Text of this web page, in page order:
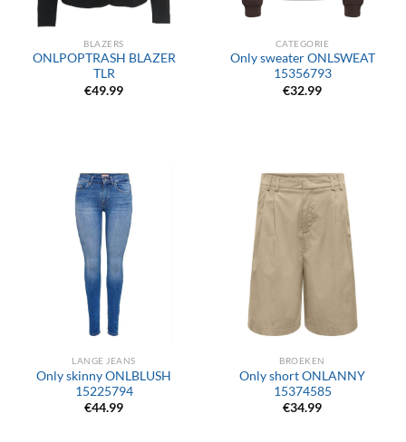
BLAZERS
ONLPOPTRASH BLAZER
TLR
€49.99
CATEGORIE
Only sweater ONLSWEAT
15356793
€32.99
LANGE JEANS
Only skinny ONLBLUSH
15225794
€44.99
BROEKEN
Only short ONLANNY
15374585
€34.99